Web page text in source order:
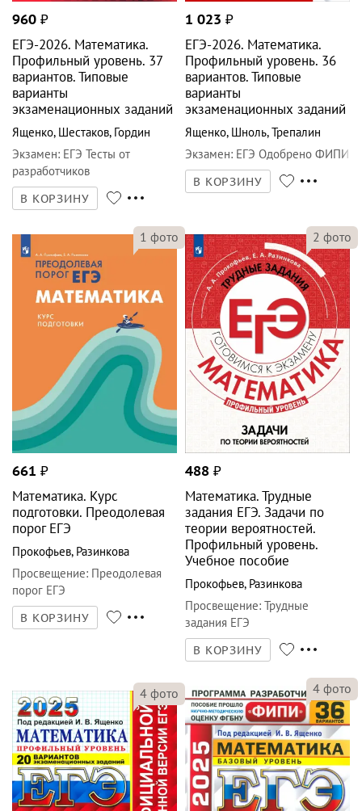
960₽
ЕГЭ-2026. Математика.
Профильный уровень. 37
вариантов. Типовые
варианты
экзаменационных заданий
Ященко,Шестаков,Гордин
Экзамен:ЕГЭ Тесты от
разработчиков
1 023₽
ЕГЭ-2026. Математика.
Профильный уровень. 36
вариантов. Типовые
варианты
экзаменационных заданий
Ященко,Шноль,Трепалин
Экзамен:ЕГЭ Одобрено ФИПИ
661₽
Математика. Курс
подготовки. Преодолевая
порог ЕГЭ
Прокофьев,Разинкова
Просвещение
порог ЕГЭ
2фото
488₽
Математика. Трудные
задания ЕГЭ. Задачи по
теории вероятностей.
Профильный уровень.
Учебное пособие
Прокофьев,Разинкова
Просвещение
задания ЕГЭ
4фото 4фото